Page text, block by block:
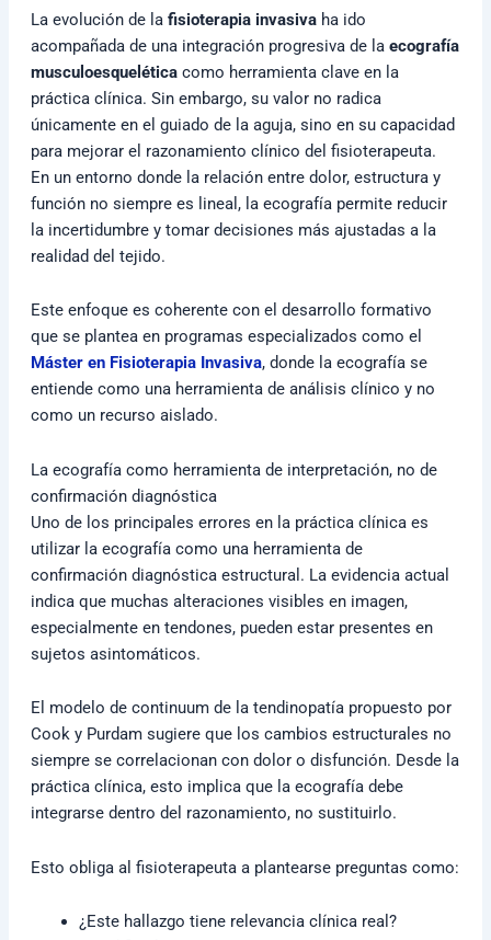
La evolución de la fisioterapia invasivaha ido
acompañada de una integración progresiva de la ecografía
musculoesqueléticacomo herramienta clave en la
práctica clínica. Sin embargo, su valor no radica
únicamente en el guiado de la aguja, sino en su capacidad
para mejorar el razonamiento clínico del fisioterapeuta.
En un entorno donde la relación entre dolor, estructura y
función no siempre es lineal, la ecografía permite reducir
la incertidumbre y tomar decisiones más ajustadas a la
realidad del tejido.
Este enfoque es coherente con el desarrollo formativo
que se plantea en programas especializados como el
Máster en Fisioterapia Invasiva, donde la ecografía se
entiende como una herramienta de análisis clínico y no
como un recurso aislado.
La ecografía como herramienta de interpretación, no de
confirmación diagnóstica
Uno de los principales errores en la práctica clínica es
utilizar la ecografía como una herramienta de
confirmación diagnóstica estructural. La evidencia actual
indica que muchas alteraciones visibles en imagen,
especialmente en tendones, pueden estar presentes en
sujetos asintomáticos.
El modelo de continuum de la tendinopatía propuesto por
Cook y Purdam sugiere que los cambios estructurales no
siempre se correlacionan con dolor o disfunción. Desde la
práctica clínica, esto implica que la ecografía debe
integrarse dentro del razonamiento, no sustituirlo.
Esto obliga al fisioterapeuta a plantearse preguntas como:
¿Este hallazgo tiene relevancia clínica real?